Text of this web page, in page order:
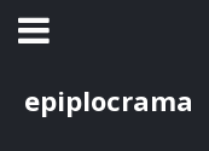
epiplocrama